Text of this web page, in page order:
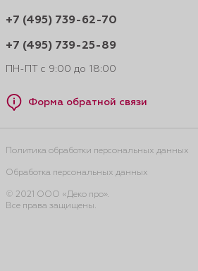
+7 (495) 739-62-70
+7 (495) 739-25-89
ПН-ПТ с 9:00 до 18:00
Форма обратной связи
Политика обработки персональных данных
Обработка персональных данных
© 2021 ООО «Деко про».
Все права защищены.